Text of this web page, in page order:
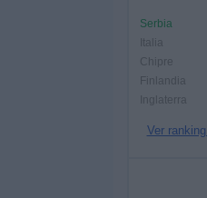
Serbia
Italia
Chipre
Finlandia
Inglaterra
Ver